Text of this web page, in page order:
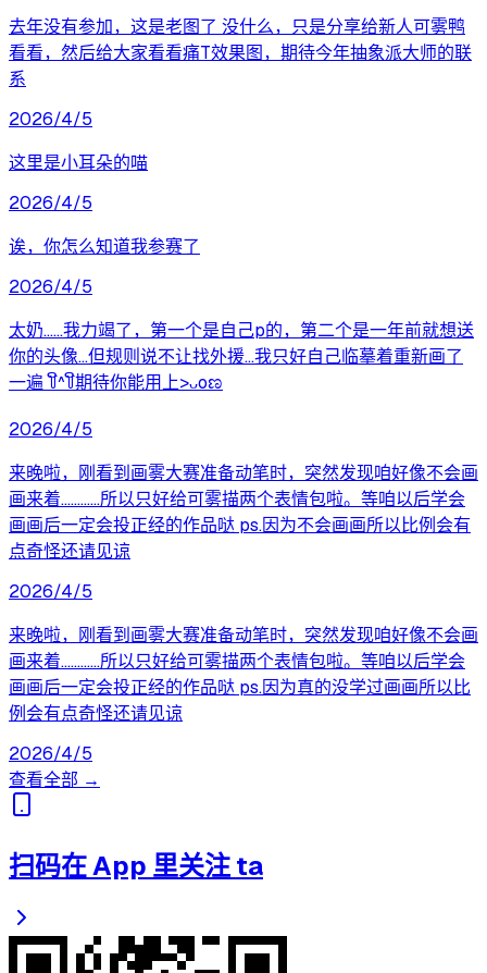
去年没有参加，这是老图了 没什么，只是分享给新人可雾鸭
看看，然后给大家看看痛T效果图，期待今年抽象派大师的联
系
2026/4/5
这里是小耳朵的喵
2026/4/5
诶，你怎么知道我参赛了
2026/4/5
太奶……我力竭了，第一个是自己p的，第二个是一年前就想送
你的头像…但规则说不让找外援…我只好自己临摹着重新画了
一遍 ꒦ິ^꒦ິ期待你能用上>ᴗoಣ
2026/4/5
来晚啦，刚看到画雾大赛准备动笔时，突然发现咱好像不会画
画来着…………所以只好给可雾描两个表情包啦。等咱以后学会
画画后一定会投正经的作品哒 ps.因为不会画画所以比例会有
点奇怪还请见谅
2026/4/5
来晚啦，刚看到画雾大赛准备动笔时，突然发现咱好像不会画
画来着…………所以只好给可雾描两个表情包啦。等咱以后学会
画画后一定会投正经的作品哒 ps.因为真的没学过画画所以比
例会有点奇怪还请见谅
2026/4/5
查看全部 →
扫码在 App 里关注 ta